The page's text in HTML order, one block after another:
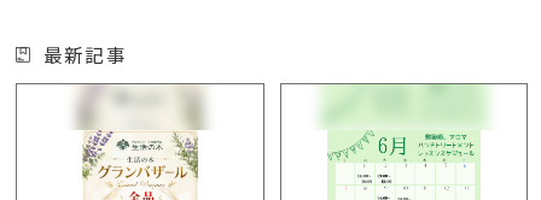
最新記事